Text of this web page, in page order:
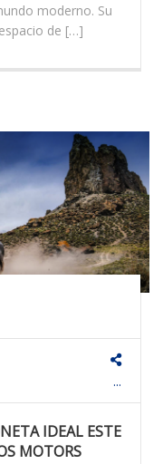
moderno. Su
de […]
...
IDEAL ESTE
MOTORS